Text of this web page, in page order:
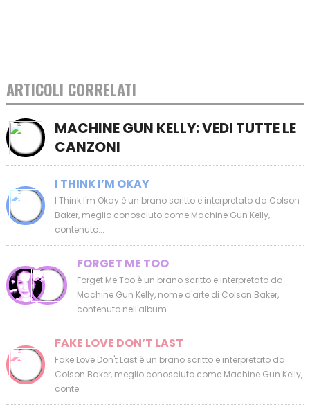
ARTICOLI CORRELATI
MACHINE GUN KELLY: VEDI TUTTE LE
CANZONI
I THINK I’M OKAY
I Think I'm Okay è un brano scritto e interpretato da Colson
Baker, meglio conosciuto come Machine Gun Kelly,
contenuto...
FORGET ME TOO
Forget Me Too è un brano scritto e interpretato da
Machine Gun Kelly, nome d'arte di Colson Baker,
contenuto nell'album...
FAKE LOVE DON’T LAST
Fake Love Don't Last è un brano scritto e interpretato da
Colson Baker, meglio conosciuto come Machine Gun Kelly,
conte...